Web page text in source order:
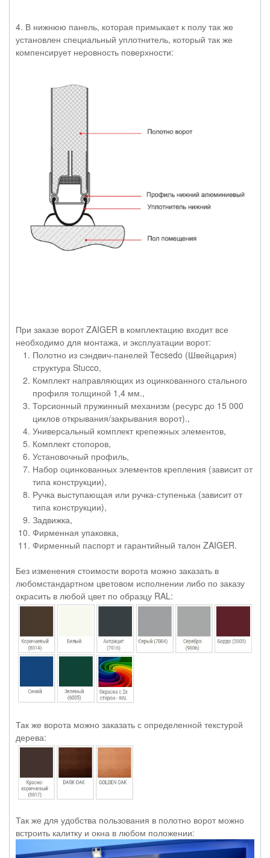
4. В нижнюю панель, которая примыкает к полу так же
установлен специальный уплотнитель, который так же
компенсирует неровность поверхности:
При заказе ворот ZAIGER в комплектацию входит все
необходимо для монтажа, и эксплуатации ворот:
Полотно из сэндвич-панелей Tecsedo (Швейцария)
структура Stucco,
Комплект направляющих из оцинкованного стального
профиля толщиной 1,4 мм.,
Торсионный пружинный механизм (ресурс до 15 000
циклов открывания/закрывания ворот).,
Универсальный комплект крепежных элементов,
Комплект стопоров,
Установочный профиль,
Набор оцинкованных элементов крепления (зависит от
типа конструкции),
Ручка выступающая или ручка-ступенька (зависит от
типа конструкции),
Задвижка,
Фирменная упаковка,
Фирменный паспорт и гарантийный талон ZAIGER.
Без изменения стоимости ворота можно заказать в
любомстандартном цветовом исполнении либо по заказу
окрасить в любой цвет по образцу RAL:
Так же ворота можно заказать с определенной текстурой
дерева:
Так же для удобства пользования в полотно ворот можно
встроить калитку и окна в любом положении: